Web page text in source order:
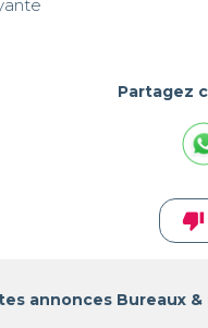
Partagez
thumb_down
annonces Bureaux &